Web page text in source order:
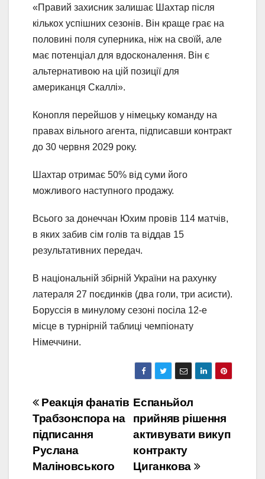
«Правий захисник залишає Шахтар після
кількох успішних сезонів. Він краще грає на
половині поля суперника, ніж на своїй, але
має потенціал для вдосконалення. Він є
альтернативою на цій позиції для
американця Скаллі».
Конопля перейшов у німецьку команду на
правах вільного агента, підписавши контракт
до 30 червня 2029 року.
Шахтар отримає 50% від суми його
можливого наступного продажу.
Всього за донеччан Юхим провів 114 матчів,
в яких забив сім голів та віддав 15
результативних передач.
В національній збірній України на рахунку
латераля 27 поєдинків (два голи, три асисти).
Боруссія в минулому сезоні посіла 12-е
місце в турнірній таблиці чемпіонату
Німеччини.
Навігація
записів
Еспаньйол
прийняв рішення
активувати викуп
контракту
Циганкова
Реакція фанатів
Трабзонспора на
підписання
Руслана
Маліновського